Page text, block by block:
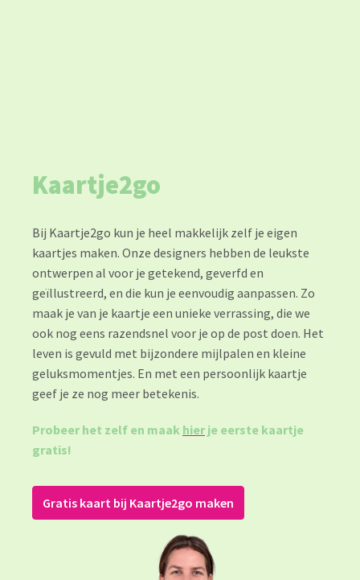
Kaartje2go
Bij Kaartje2go kun je heel makkelijk zelf je eigen
kaartjes maken. Onze designers hebben de leukste
ontwerpen al voor je getekend, geverfd en
geïllustreerd, en die kun je eenvoudig aanpassen. Zo
maak je van je kaartje een unieke verrassing, die we
ook nog eens razendsnel voor je op de post doen. Het
leven is gevuld met bijzondere mijlpalen en kleine
geluksmomentjes. En met een persoonlijk kaartje
geef je ze nog meer betekenis.
Probeer het zelf en maak hier je eerste kaartje
gratis!
Gratis kaart bij Kaartje2go maken